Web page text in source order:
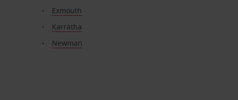
Exmouth
Karratha
Newman